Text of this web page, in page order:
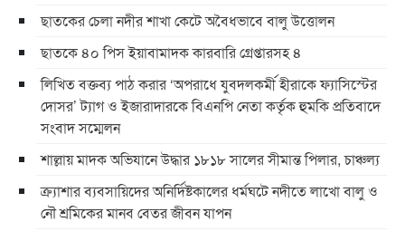
ছাতকের চেলা নদীর শাখা কেটে অবৈধভাবে বালু উত্তোলন
ছাতকে ৪০ পিস ইয়াবামাদক কারবারি গ্রেপ্তারসহ ৪
লিখিত বক্তব্য পাঠ করার ‘অপরাধে যুবদলকর্মী হীরাকে ফ্যাসিস্টের
দোসর’ ট্যাগ ও ইজারাদারকে বিএনপি নেতা কর্তৃক হুমকি প্রতিবাদে
সংবাদ সম্মেলন
শাল্লায় মাদক অভিযানে উদ্ধার ১৮১৮ সালের সীমান্ত পিলার, চাঞ্চল্য
ক্র্যাশার ব্যবসায়িদের অনির্দিষ্টকালের ধর্মঘটে নদীতে লাখো বালু ও
নৌ শ্রমিকের মানব বেতর জীবন যাপন